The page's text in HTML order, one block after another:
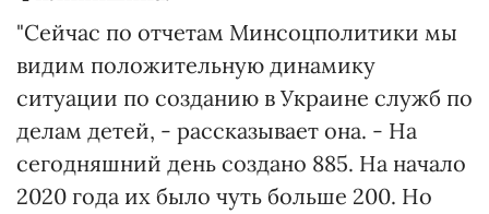
"Сейчас по отчетам Минсоцполитики мы
видим положительную динамику
ситуации по созданию в Украине служб по
делам детей, - рассказывает она. - На
сегодняшний день создано 885. На начало
2020 года их было чуть больше 200. Но